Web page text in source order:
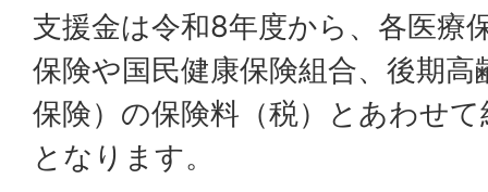
支援金は令和8年度から、各医療
保険や国民健康保険組合、後期高
保険）の保険料（税）とあわせ
となります。